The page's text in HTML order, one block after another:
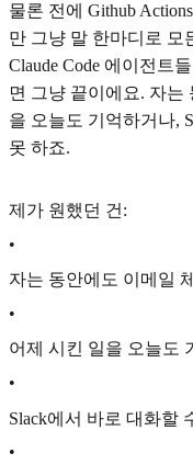
물론 전에 Github
만 그냥 말 한마디로 모
Claude Code 에이전트
면 그냥 끝이에요. 자는
을 오늘도 기억하거나,
못 하죠.
제가 원했던 건:
•
자는 동안에도 이메일
•
어제 시킨 일을 오늘도
•
Slack에서 바로 대화할
•